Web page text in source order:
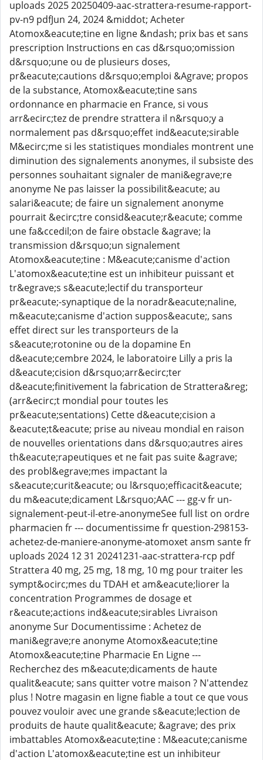
uploads 2025 20250409-aac-strattera-resume-rapport-
pv-n9 pdfJun 24, 2024 &middot; Acheter
Atomox&eacute;tine en ligne &ndash; prix bas et sans
prescription Instructions en cas d&rsquo;omission
d&rsquo;une ou de plusieurs doses,
pr&eacute;cautions d&rsquo;emploi &Agrave; propos
de la substance, Atomox&eacute;tine sans
ordonnance en pharmacie en France, si vous
arr&ecirc;tez de prendre strattera il n&rsquo;y a
normalement pas d&rsquo;effet ind&eacute;sirable
M&ecirc;me si les statistiques mondiales montrent une
diminution des signalements anonymes, il subsiste des
personnes souhaitant signaler de mani&egrave;re
anonyme Ne pas laisser la possibilit&eacute; au
salari&eacute; de faire un signalement anonyme
pourrait &ecirc;tre consid&eacute;r&eacute; comme
une fa&ccedil;on de faire obstacle &agrave; la
transmission d&rsquo;un signalement
Atomox&eacute;tine : M&eacute;canisme d'action
L'atomox&eacute;tine est un inhibiteur puissant et
tr&egrave;s s&eacute;lectif du transporteur
pr&eacute;-synaptique de la noradr&eacute;naline,
m&eacute;canisme d'action suppos&eacute;, sans
effet direct sur les transporteurs de la
s&eacute;rotonine ou de la dopamine En
d&eacute;cembre 2024, le laboratoire Lilly a pris la
d&eacute;cision d&rsquo;arr&ecirc;ter
d&eacute;finitivement la fabrication de Strattera&reg;
(arr&ecirc;t mondial pour toutes les
pr&eacute;sentations) Cette d&eacute;cision a
&eacute;t&eacute; prise au niveau mondial en raison
de nouvelles orientations dans d&rsquo;autres aires
th&eacute;rapeutiques et ne fait pas suite &agrave;
des probl&egrave;mes impactant la
s&eacute;curit&eacute; ou l&rsquo;efficacit&eacute;
du m&eacute;dicament L&rsquo;AAC --- gg-v fr un-
signalement-peut-il-etre-anonymeSee full list on ordre
pharmacien fr --- documentissime fr question-298153-
achetez-de-maniere-anonyme-atomoxet ansm sante fr
uploads 2024 12 31 20241231-aac-strattera-rcp pdf
Strattera 40 mg, 25 mg, 18 mg, 10 mg pour traiter les
sympt&ocirc;mes du TDAH et am&eacute;liorer la
concentration Programmes de dosage et
r&eacute;actions ind&eacute;sirables Livraison
anonyme Sur Documentissime : Achetez de
mani&egrave;re anonyme Atomox&eacute;tine
Atomox&eacute;tine Pharmacie En Ligne ---
Recherchez des m&eacute;dicaments de haute
qualit&eacute; sans quitter votre maison ? N'attendez
plus ! Notre magasin en ligne fiable a tout ce que vous
pouvez vouloir avec une grande s&eacute;lection de
produits de haute qualit&eacute; &agrave; des prix
imbattables Atomox&eacute;tine : M&eacute;canisme
d'action L'atomox&eacute;tine est un inhibiteur